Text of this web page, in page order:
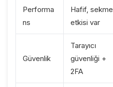
Performa
ns
Hafif, sekme
etkisi var
Güvenlik
Tarayıcı
güvenliği +
2FA